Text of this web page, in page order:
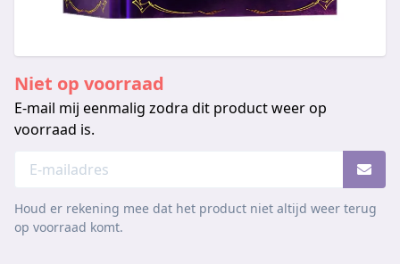
Niet op voorraad
E-mail mij eenmalig zodra dit product weer op
voorraad is.
Houd er rekening mee dat het product niet altijd weer terug
op voorraad komt.